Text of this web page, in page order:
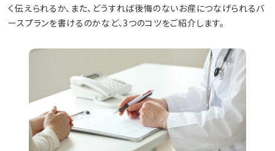
く伝えられるか、また、どうすれば後悔のないお産につなげられるバ
ースプランを書けるのかなど、3つのコツをご紹介します。